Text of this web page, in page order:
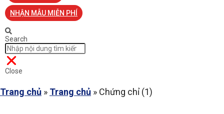
NHẬN MẪU MIỄN PHÍ
Search
Close
Trang chủ » Trang chủ » Chứng chỉ (1)